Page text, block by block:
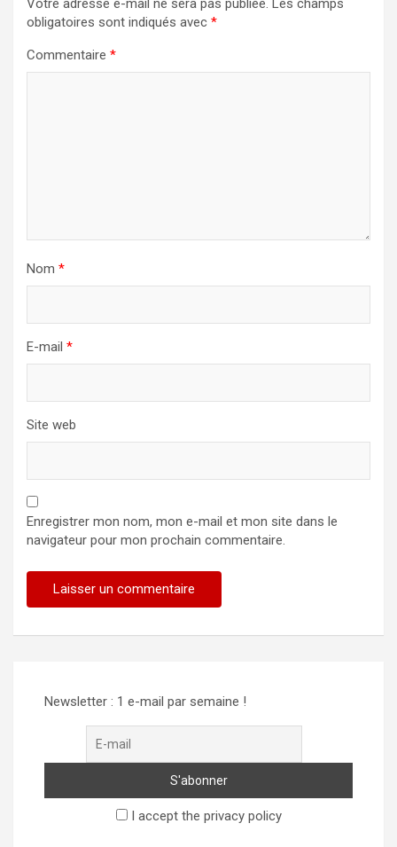
Votre adresse e-mail ne sera pas publiée. Les champs
obligatoires sont indiqués avec *
Commentaire *
Nom *
E-mail *
Site web
Enregistrer mon nom, mon e-mail et mon site dans le
navigateur pour mon prochain commentaire.
Newsletter : 1 e-mail par semaine !
I accept the privacy policy